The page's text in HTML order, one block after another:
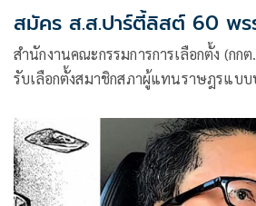
สมัคร ส.ส.ปาร์ตี้ลิสต์ 60 พร
สำนักงานคณะกรรมการการเลือกตั้ง (กกต.)​ เปิดเผยการรับสมั
รับเลือกตั้งสมาชิกสภาผู้แทนราษฎรแบ